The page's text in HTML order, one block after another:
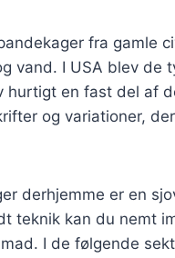
fra gamle
vand. I USA blev
hurtigt en fast del af
og variationer,
derhjemme er en
teknik kan du nemt
I de følgende